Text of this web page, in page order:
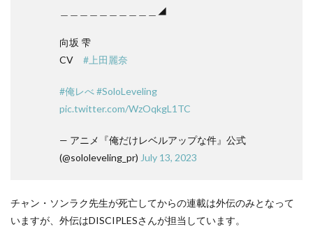
＿＿＿＿＿＿＿＿＿＿◢
向坂 雫
CV #上田麗奈
#俺レべ#SoloLeveling
pic.twitter.com/WzOqkgL1TC
— アニメ『俺だけレベルアップな件』公式
(@sololeveling_pr) July 13, 2023
チャン・ソンラク先生が死亡してからの連載は外伝のみとなって
いますが、外伝はDISCIPLESさんが担当しています。